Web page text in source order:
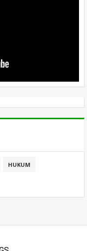
HUKUM